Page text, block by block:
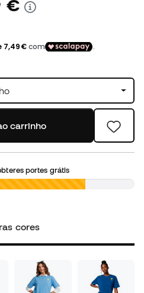
€
carrinho
portes grátis
cores